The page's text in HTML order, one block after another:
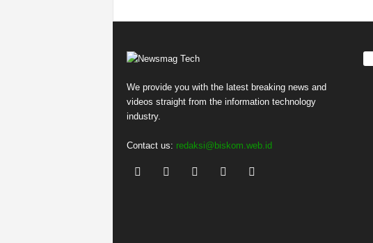
We provide you with the latest breaking news and
videos straight from the information technology
industry.
Contact us: redaksi@biskom.web.id